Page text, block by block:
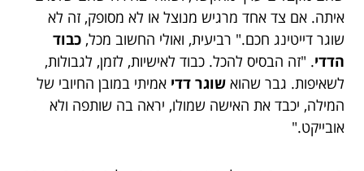
איתה. אם צד אחד מרגיש מנוצל או לא מסופק, זה לא
שוגר דייטינג חכם." רביעית, ואולי החשוב מכל, כבוד
הדדי. "זה הבסיס להכל. כבוד לאישיות, לזמן, לגבולות,
לשאיפות. גבר שהוא שוגר דדי אמיתי במובן החיובי של
המילה, יכבד את האישה שמולו, יראה בה שותפה ולא
אובייקט."